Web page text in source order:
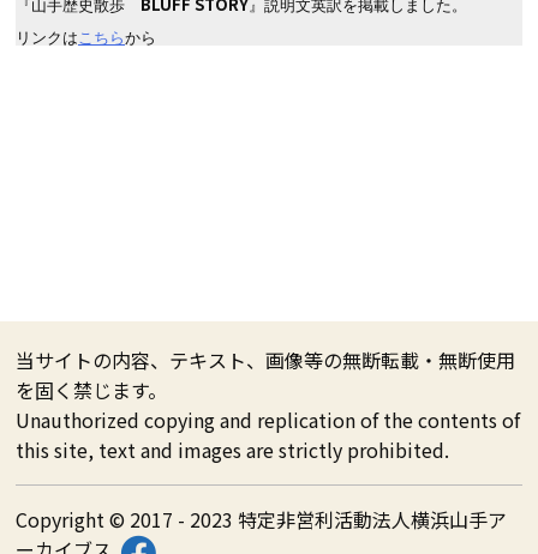
『山手歴史散歩
』説明文英訳を掲載しました。
リンクは こちらから
当サイトの内容、テキスト、画像等の無断転載・無断使用
を固く禁じます。
Unauthorized copying and replication of the contents of
this site, text and images are strictly prohibited.
Copyright © 2017 - 2023 特定非営利活動法人横浜山手ア